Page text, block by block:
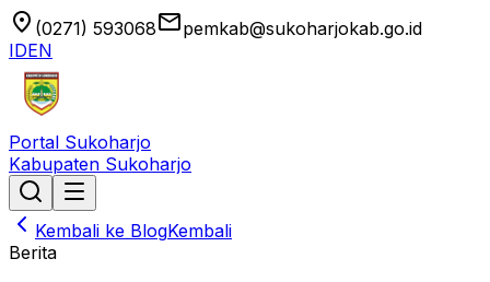
location_on (0271) 593068emailpemkab@sukoharjokab.go.id
IDEN
Portal Sukoharjo
Kabupaten Sukoharjo
Kembali ke BlogKembali
Berita